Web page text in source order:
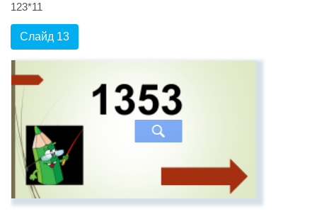
123*11
Слайд 13